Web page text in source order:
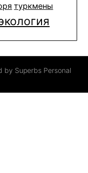
туркмены
by Superbs Personal